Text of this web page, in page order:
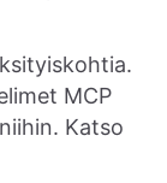
MCP
Katso